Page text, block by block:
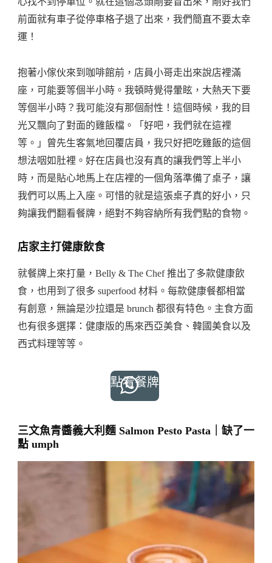
前面就有車子從停車格子退了出來，我們簡直不要太幸
運！
抱著小傢伙來到咖啡館前，店員小哥走出來說店裡滿
座，可能要等個半小時。我頓時覺得暈眩，大熱天下要
等個半小時？我可能沒有那個耐性！這個時候，我的目
光又飄向了對面的雞飯檔。「好吧，我們就在這裡
等。」曾先生客氣地回覆店員，我只好把吃雞飯的這個
想法咽如肚裡。好在店員也沒有真的讓我們等上半小
時，而是貼心地馬上在店裡的一個角落準備了桌子，讓
我們可以馬上入座。可惜的就是這張桌子真的好小，只
夠讓我們翻看餐牌，絕對不夠容納所有我們點的食物。
店家主打健康飲食
就餐牌上來打量，Belly & The Chef 推出了多款健康飲
食，也用到了很多 superfood 材料。每款健康餐都相當
有創意，無論是沙拉還是 brunch 都很有特色。主食方面
也有很多選擇：健康版的馬來西亞美食、韓國美食以及
西式料理等等。
點看餐牌
三文魚青醬義大利麵 Salmon Pesto Pasta｜缺了一
點 umph